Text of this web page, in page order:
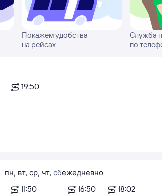
Покажем удобства
на рейсах
Служба
по
19:50
пн, вт, ср, чт, сб
11:50
ежедневно
16:50
18:02